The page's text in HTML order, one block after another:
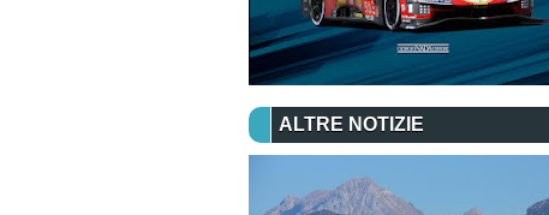
ALTRE NOTIZIE